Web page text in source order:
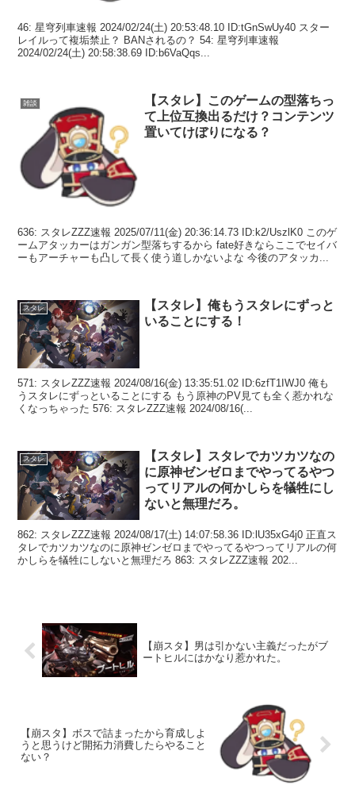
46: 星穹列車速報 2024/02/24(土) 20:53:48.10 ID:tGnSwUy40 スター
レイルって複垢禁止？ BANされるの？ 54: 星穹列車速報
2024/02/24(土) 20:58:38.69 ID:b6VaQqs...
雑談
【スタレ】このゲームの型落ちっ
て上位互換出るだけ？コンテンツ
置いてけぼりになる？
636: スタレZZZ速報 2025/07/11(金) 20:36:14.73 ID:k2/UszlK0 このゲ
ームアタッカーはガンガン型落ちするから fate好きならここでセイバ
ーもアーチャーも凸して長く使う道しかないよな 今後のアタッカ...
スタレ
【スタレ】俺もうスタレにずっと
いることにする！
571: スタレZZZ速報 2024/08/16(金) 13:35:51.02 ID:6zfT1IWJ0 俺も
うスタレにずっといることにする もう原神のPV見ても全く惹かれな
くなっちゃった 576: スタレZZZ速報 2024/08/16(...
スタレ
【スタレ】スタレでカツカツなの
に原神ゼンゼロまでやってるやつ
ってリアルの何かしらを犠牲にし
ないと無理だろ。
862: スタレZZZ速報 2024/08/17(土) 14:07:58.36 ID:lU35xG4j0 正直ス
タレでカツカツなのに原神ゼンゼロまでやってるやつってリアルの何
かしらを犠牲にしないと無理だろ 863: スタレZZZ速報 202...
【崩スタ】男は引かない主義だったがブ
ートヒルにはかなり惹かれた。
【崩スタ】ボスで詰まったから育成しよ
うと思うけど開拓力消費したらやること
ない？